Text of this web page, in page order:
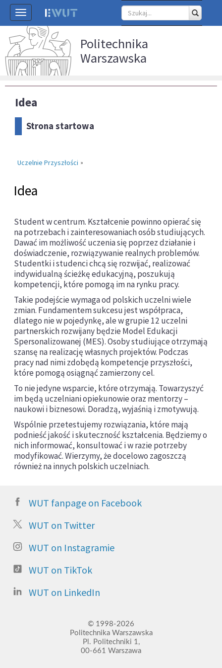
Toggle
navigation
Politechnika
Warszawska
Idea
Strona startowa
Uczelnie Przyszłości »
Idea
Student w centrum. Kształcenie powinno opierać się
na potrzebach i zainteresowaniach osób studiujących.
Dawać im możliwość uczenia się poprzez działanie i
doświadczenie, rozwiązywanie realnych problemów.
Studentki i studenci chcą się rozwijać, realizować
indywidualną ścieżkę edukacyjną, poszukują
kompetencji, które pomogą im na rynku pracy.
Takie podejście wymaga od polskich uczelni wiele
zmian. Fundamentem sukcesu jest współpraca,
dlatego nie w pojedynkę, ale w grupie 12 uczelni
partnerskich rozwijany będzie Model Edukacji
Spersonalizowanej (MES). Osoby studiujące otrzymają
szansę na realizację własnych projektów. Podczas
pracy nad nimi zdobędą kompetencje przyszłości,
które pomogą osiągnąć zamierzony cel.
To nie jedyne wsparcie, które otrzymają. Towarzyszyć
im będą uczelniani opiekunowie oraz mentorzy –
naukowi i biznesowi. Doradzą, wyjaśnią i zmotywują.
Wspólnie przetestujemy rozwiązania, które mają
podnieść jakość i skuteczność kształcenia. Będziemy o
nich informować, konsultować i w razie potrzeby
modyfikować. Wierzymy, że docelowo zagoszczą
również na innych polskich uczelniach.
WUT fanpage on Facebook
WUT on Twitter
WUT on Instagramie
WUT on TikTok
WUT on LinkedIn
© 1998-2026
Politechnika Warszawska
Pl. Politechniki 1,
00-661 Warszawa